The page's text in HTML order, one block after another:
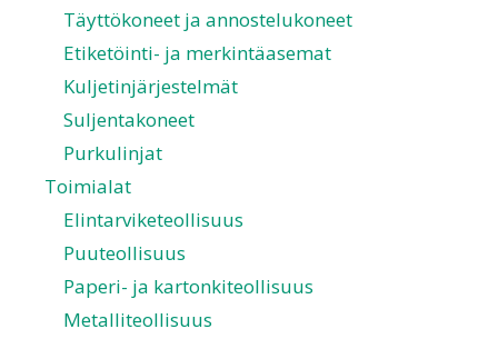
Täyttökoneet ja annostelukoneet
Etiketöinti- ja merkintäasemat
Kuljetinjärjestelmät
Suljentakoneet
Purkulinjat
Toimialat
Elintarviketeollisuus
Puuteollisuus
Paperi- ja kartonkiteollisuus
Metalliteollisuus